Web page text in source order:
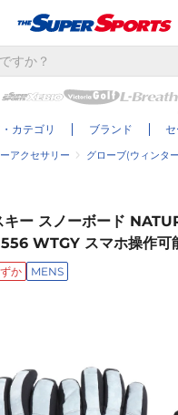
カテゴリ ブランド
アクセサリー グローブ(ウィンタ
キー スノーボード
WTGY スマホ操作可
か MENS